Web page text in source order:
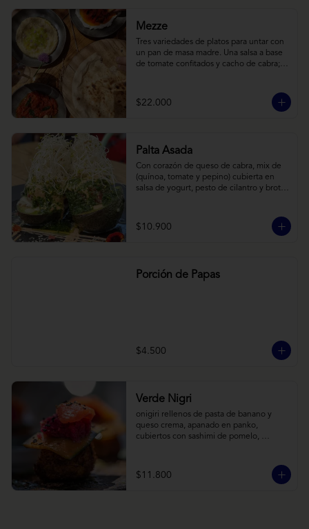
Mezze
Tres variedades de platos para untar con
un pan de masa madre. Una salsa a base
de tomate confitados y cacho de cabra;
cebollas horneadas largamente, con
toques de aceite asiático sobre cama de
$22.000
Palta Asada
Con corazón de queso de cabra, mix de
(quínoa, tomate y pepino) cubierta en
salsa de yogurt, pesto de cilantro y brotes
$10.900
Porción de Papas
$4.500
Verde Nigri
onigiri rellenos de pasta de banano y
queso crema, apanado en panko,
cubiertos con sashimi de pomelo,
de crema de coco con wasabi y tierra de
cochayuyo.
$11.800